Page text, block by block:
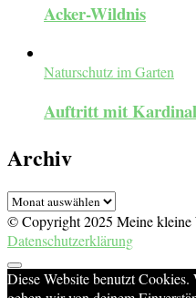
Acker-Wildnis
Naturschutz im Garten
Auftritt mit
Archiv
Archiv
© Copyright 2025 Meine kleine
Datenschutzerklärung
Diese Website benutzt